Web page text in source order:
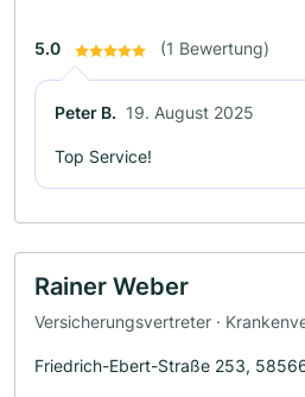
5.0 (1 Bewertung)
Peter B. 19. August 2025
Top Service!
Rainer Weber
Versicherungsvertreter ·
Friedrich-Ebert-Straße 253,